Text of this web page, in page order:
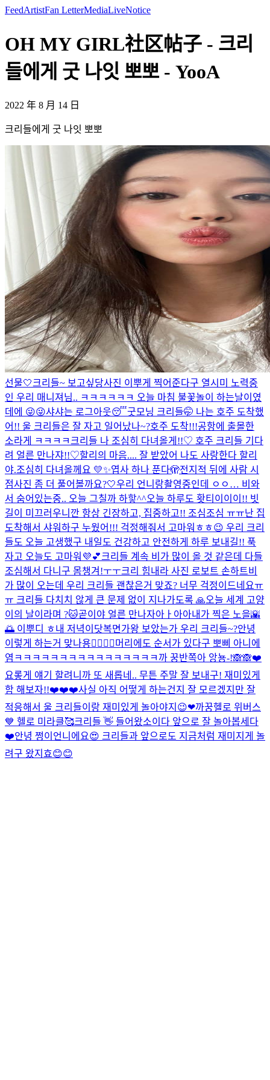
FeedArtistFan LetterMediaLiveNotice
OH MY GIRL社区帖子 - 크리
들에게 굿 나잇 뽀뽀 - YooA
2022 年 8 月 14 日
크리들에게 굿 나잇 뽀뽀
선물🤍 크리들~ 보고싶당사진 이뿌게 찍어준다구 열시미 노력중
인 우리 매니져님.. ㅋㅋㅋㅋㅋㅋ 오늘 마침 불꽃놀이 하는날이였
데에 😜😜샤샤는 로그아웃😴굿모닝 크리들🤭 나는 호주 도착했
어!! 울 크리들은 잘 자고 일어났나~?호주 도착!!!공항에 출몰한
소라게 ㅋㅋㅋㅋ 크리들 나 조심히 다녀올게!!♡ 호주 크리들 기다
려 얼른 만나쟈!!♡할리의 마음.... 잘 받았어 나도 사랑한다 할리
야.조심히 다녀올께요 💛✨엽사 하나 푼다🫣전지적 뒤에 사람 시
점사진 좀 더 풀어볼까요?🤍우리 언니랑촬영중인데 ㅇㅇ… 비와
서 숨어있는중.. 오늘 그칠까 하핳^^오늘 하루도 홧티이이이!! 빗
길이 미끄러우니깐 항상 긴장하고, 집중하고!! 조심조심 ㅠㅠ난 집
도착해서 샤워하구 누웠어!!! 걱정해줘서 고마워ㅎㅎ😉 우리 크리
들도 오늘 고생했구 내일도 건강하고 안전하게 하루 보내길!! 푹
자고 오늘도 고마워💜💕 크리들 계속 비가 많이 올 것 같은데 다들
조심해서 다니구 몸챙겨!ㅜㅜ크리 힘내라 사진 로보트 손하트비
가 많이 오는데 우리 크리들 괜찮은거 맞죠? 너무 걱정이드네요ㅠ
ㅠ 크리들 다치치 않게 큰 문제 없이 지나가도록 🙏오늘 세계 고양
이의 날이라며 ?🐱곧이야 얼른 만나자아ㅏ아아내가 찍은 노을🌇
🌅 이뿌디 ㅎ내 저녁이닷복면가왕 보았는가 우리 크리들~?안녕
이렇게 하는거 맞나용👉🏻👈🏻머리에도 순서가 있다구 뽀삐 아니에
염 ㅋㅋㅋㅋㅋㅋㅋㅋㅋㅋㅋㅋㅋㅋㅋㅋ 까 꿍반쪽아 앙뇽-!🙈🙈❤️
요롷게 얘기 할려니까 또 새롭네.. 무튼 주말 잘 보내구! 재미있게
함 해보자!!❤️❤️❤️사실 아직 어떻게 하는건지 잘 모르겠지만 잘
적응해서 울 크리들이랑 재미있게 놀아야지😉❤까꿍헬로 위버스
💙 헬로 미라클🥰크리들 👋 들어왔소이다 앞으로 잘 놀아봅세다
❤️안녕 쩡이언니에요😍 크리들과 앞으로도 지금처럼 재미지게 놀
려구 왔지효😊😊